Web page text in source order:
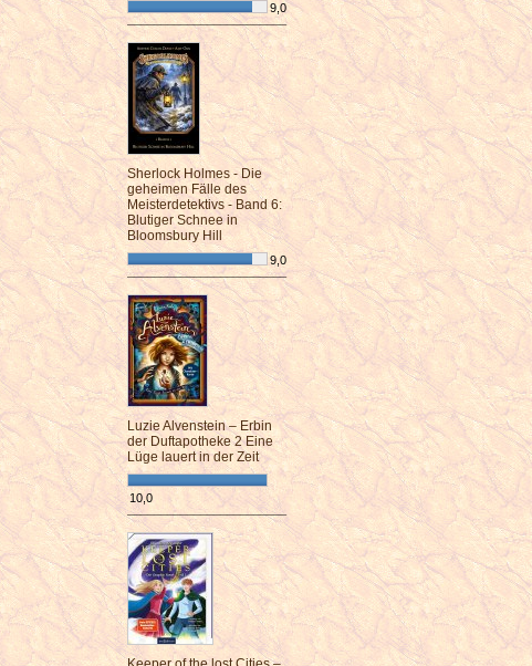
9,0
¯¯¯¯¯¯¯¯¯¯¯¯¯¯¯¯¯¯¯¯¯¯¯¯
Sherlock Holmes - Die
geheimen Fälle des
Meisterdetektivs - Band 6:
Blutiger Schnee in
Bloomsbury Hill
9,0
¯¯¯¯¯¯¯¯¯¯¯¯¯¯¯¯¯¯¯¯¯¯¯¯
Luzie Alvenstein – Erbin
der Duftapotheke 2 Eine
Lüge lauert in der Zeit
10,0
¯¯¯¯¯¯¯¯¯¯¯¯¯¯¯¯¯¯¯¯¯¯¯¯